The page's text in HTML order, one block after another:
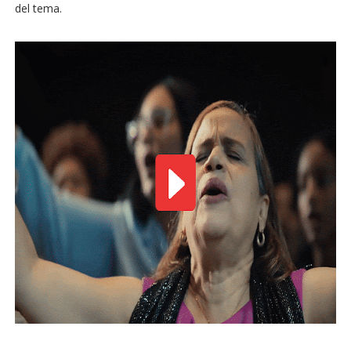
del tema.